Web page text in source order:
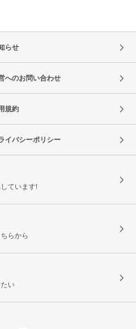
らせ
へのお問い合わせ
規約
イバシーポリシー
ています!
らから
い